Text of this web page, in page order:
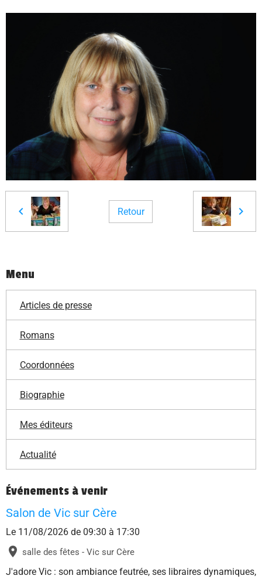
Retour
Menu
Articles de presse
Romans
Coordonnées
Biographie
Mes éditeurs
Actualité
Événements à venir
Salon de Vic sur Cère
Le 11/08/2026 de 09:30 à 17:30
salle des fêtes - Vic sur Cère
J'adore Vic : son ambiance feutrée, ses libraires dynamiques,